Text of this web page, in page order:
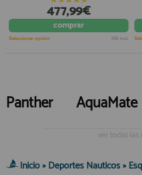
477,99€
comprar
Seleccionar opción IVA incl.
Panther AquaMate
ver todas las
Inicio»Deportes Nauticos»